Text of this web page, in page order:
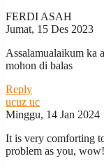
FERDI ASAH
Jumat, 15 Des 2023
Assalamualaikum ka
mohon di balas
Reply
ucuz uc
Minggu, 14 Jan 2024
It is very comforting
problem as you, wow!